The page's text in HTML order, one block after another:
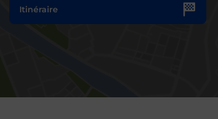
Itinéraire